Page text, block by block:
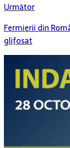
Următor
Fermierii din
glifosat